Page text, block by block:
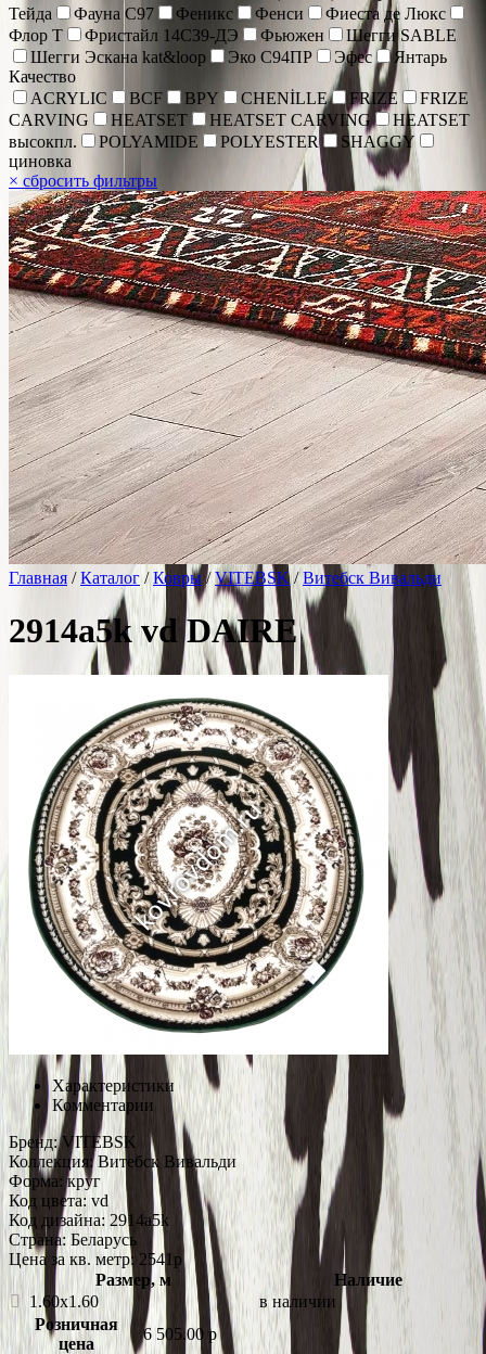
Тейда
Фауна С97 Феникс Фенси
Фиеста де Люкс
Флор Т
Фристайл 14С39-ДЭ Фьюжен
Шегги SABLE
Шегги Эскана kat&loop
Эко С94ПР Эфес
Янтарь
Качество
ACRYLIC
BCF BPY CHENİLLE FRIZE
FRIZE
CARVING
HEATSET HEATSET CARVING
HEATSET
высокпл.
POLYAMIDE POLYESTER
SHAGGY
циновка
× сбросить фильтры
Главная /Каталог/Ковры/VITEBSK/Витебск Вивальди
2914a5k vd DAIRE
Характеристики
Комментарии
Бренд:VITEBSK
Коллекция:Витебск Вивальди
Форма: круг
Код цвета: vd
Код дизайна:2914a5k
Страна: Беларусь
Цена за кв. метр: 2541 p
Размер, м
Наличие
1.60x1.60
в наличии
Розничная
цена
6 505.00 p